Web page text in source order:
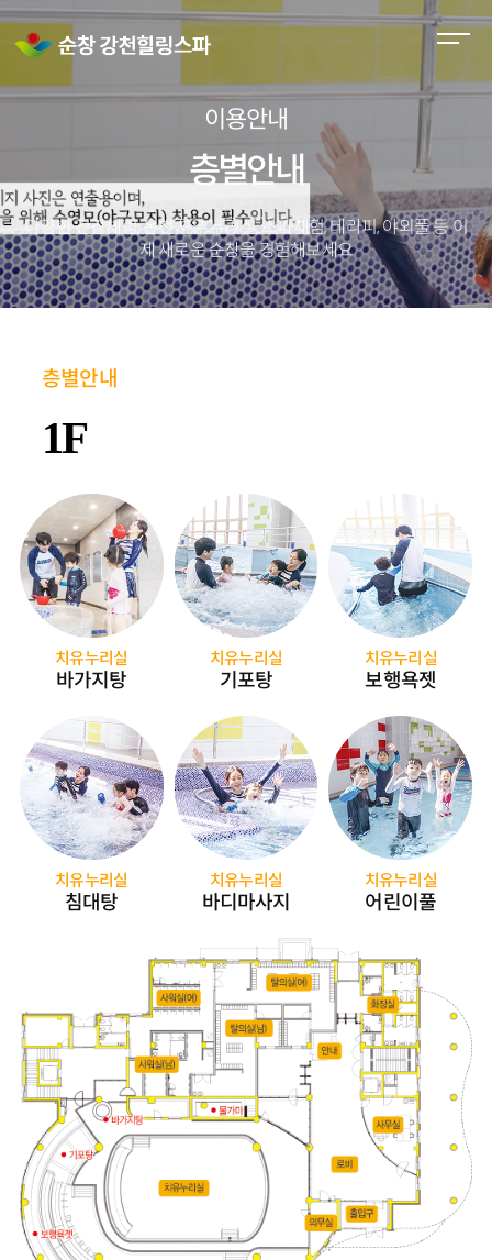
M
n
e
n
이용안내
층별안내
다양한 건강체험, 온천치유 누리실, 스파체험, 테라피, 야외풀 등이
제 새로운 순창을 경험해보세요
층별안내
1F
치유누리실
바가지탕
치유누리실
기포탕
치유누리실
보행욕젯
치유누리실
침대탕
치유누리실
바디마사지
치유누리실
어린이풀